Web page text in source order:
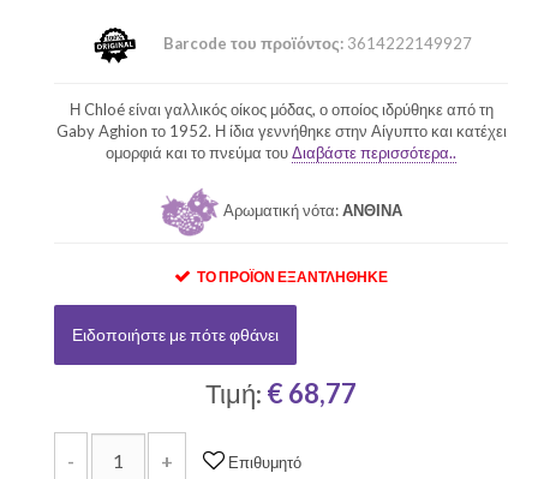
Barcode του προϊόντος:3614222149927
Η Chloé είναι γαλλικός οίκος μόδας, ο οποίος ιδρύθηκε από τη
Gaby Aghion το 1952. Η ίδια γεννήθηκε στην Αίγυπτο και κατέχει
ομορφιά και το πνεύμα τουΔιαβάστε περισσότερα..
Αρωματική νότα:ΑΝΘΙΝΑ
ΤΟ ΠΡΟΪΌΝ ΕΞΑΝΤΛΉΘΗΚΕ
Ειδοποιήστε με πότε φθάνει
Τιμή: € 68,77
- + Επιθυμητό